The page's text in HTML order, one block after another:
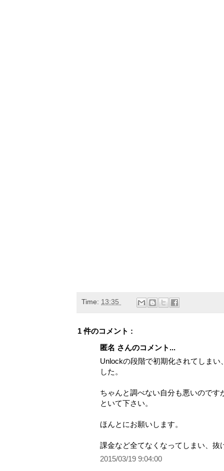
Time: 13:35
1 件のコメント :
匿名 さんのコメント...
Unlockの段階で初期化されてしま
した。
ちゃんと調べない自分も悪いので
といて下さい。
ほんとにお願いします。
課金など全てなくなってしまい、抜
2015/03/19 9:04:00